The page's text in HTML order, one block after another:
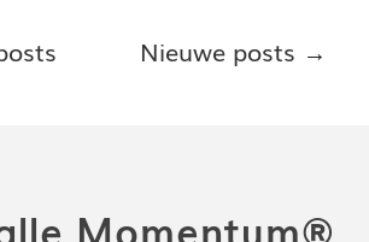
Nieuwe posts →
Momentum®